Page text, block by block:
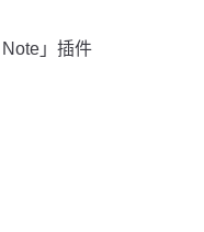
」插件